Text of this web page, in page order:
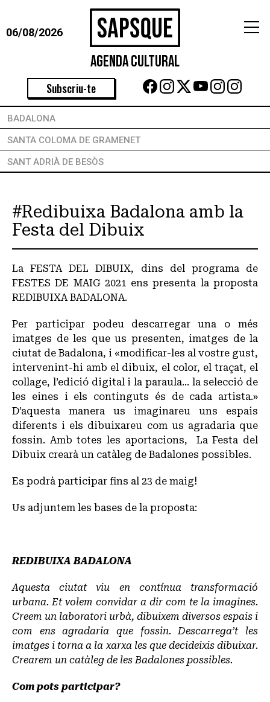
06/08/2026
Agenda Cultural
Subscriu-te
BADALONA
SANTA COLOMA DE GRAMENET
SANT ADRIÀ DE BESÒS
#Redibuixa Badalona amb la
Festa del Dibuix
La FESTA DEL DIBUIX, dins del programa de
FESTES DE MAIG 2021 ens presenta la proposta
REDIBUIXA BADALONA.
Per participar podeu descarregar una o més
imatges de les que us presenten, imatges de la
ciutat de Badalona, i «modificar-les al vostre gust,
intervenint-hi amb el dibuix, el color, el traçat, el
collage, l’edició digital i la paraula… la selecció de
les eines i els continguts és de cada artista.»
D’aquesta manera us imaginareu uns espais
diferents i els dibuixareu com us agradaria que
fossin. Amb totes les aportacions, La Festa del
Dibuix crearà un catàleg de Badalones possibles.
Es podrà participar fins al 23 de maig!
Us adjuntem les bases de la proposta:
REDIBUIXA BADALONA
Aquesta ciutat viu en contínua transformació
urbana. Et volem convidar a dir com te la imagines.
Creem un laboratori urbà, dibuixem diversos espais i
com ens agradaria que fossin. Descarrega’t les
imatges i torna a la xarxa les que decideixis dibuixar.
Crearem un catàleg de les Badalones possibles.
Com pots participar?